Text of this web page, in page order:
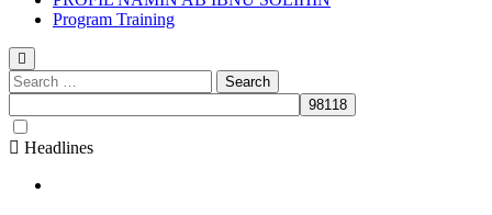
Program Training
Search
for:
Headlines